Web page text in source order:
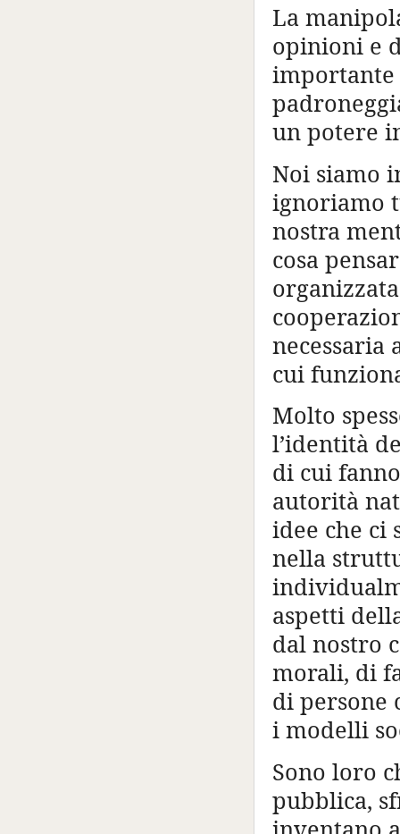
La
opinioni e
importante
un potere
Noi siamo
ignoriamo
nostra
cosa
necessaria
cui
Molto
l’identità
di cui
autorità
idee che ci
nella
aspetti
dal nostro
morali, di
di persone
i modelli
Sono loro
pubblica,